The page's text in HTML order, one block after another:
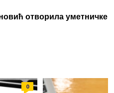
отворила уметничке
0